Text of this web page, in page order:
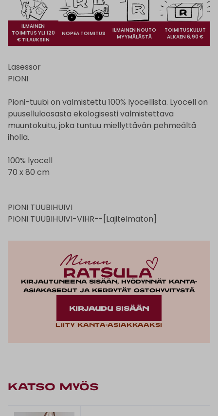
ILMAINEN
TOIMITUS YLI 120
€ TILAUKSIIN
NOPEA TOIMITUS
ILMAINEN NOUTO
MYYMÄLÄSTÄ
TOIMITUSKULUT
ALKAEN 6,90 €
Lasessor
PIONI
Pioni-tuubi on valmistettu 100% lyocellista. Lyocell on
puuselluloosasta ekologisesti valmistettava
muuntokuitu, joka tuntuu miellyttävän pehmeältä
iholla.
100% lyocell
70 x 80 cm
PIONI TUUBIHUIVI
PIONI TUUBIHUIVI-VIHR--[Lajitelmaton]
Kirjautuneena sisään, hyödynnät kanta-
asiakasedut ja kerrytät ostohyvitystä
KIRJAUDU SISÄÄN
Liity kanta-asiakkaaksi
KATSO MYÖS